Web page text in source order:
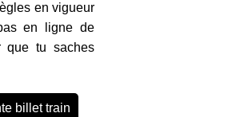
en vigueur
en ligne de
que tu saches
billet train